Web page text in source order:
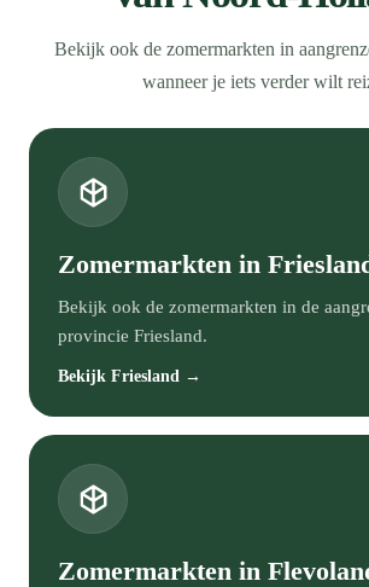
Bekijk ook de zomermarkten in
wanneer je iets verder wilt
Zomermarkten in
Bekijk ook de zomermarkten in de
provincie Friesland.
Bekijk Friesland →
Zomermarkten in